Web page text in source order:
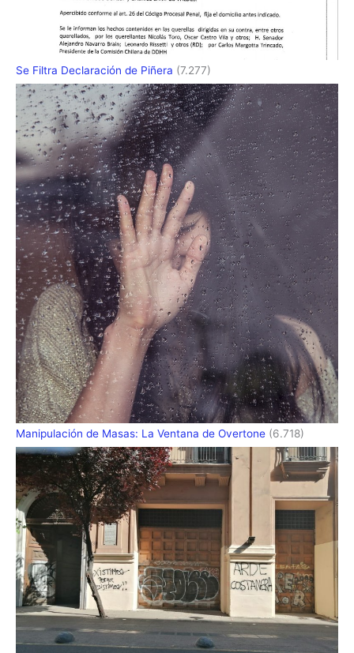
Se Filtra Declaración de Piñera (7.277)
Manipulación de Masas: La Ventana de Overtone (6.718)